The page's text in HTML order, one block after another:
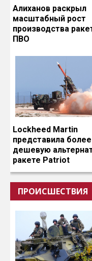
Алиханов раскрыл
масштабный рост
производства
ПВО
Lockheed Martin
представила более
дешевую
ракете Patriot
ПРОИСШЕСТВИЯ